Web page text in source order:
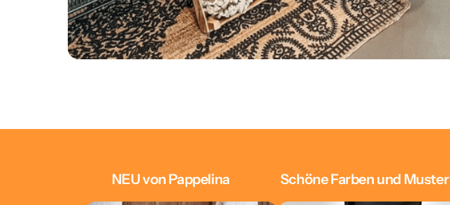
NEU von Pappelina Schöne Farben und Muster